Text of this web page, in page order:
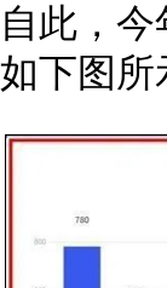
自此，
如下图所